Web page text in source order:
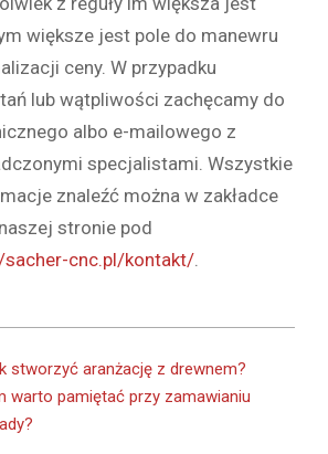
większe jest pole do manewru
ceny. W przypadku
lub wątpliwości zachęcamy do
albo e-mailowego z
specjalistami. Wszystkie
znaleźć można w zakładce
stronie pod
cnc.pl/kontakt/.
stworzyć aranżację z drewnem?
warto pamiętać przy zamawianiu